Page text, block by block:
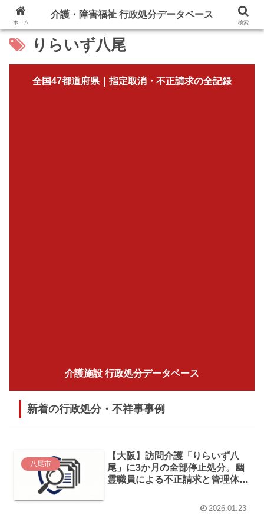
りらいず八尾
全国47都道府県｜指定取消・不正請求の全記録
介護施設 行政処分データベース
新着の行政処分・不祥事事例
八尾市
【大阪】訪問介護「りらいず八
尾」に3か月の全部停止処分。幽
霊職員による不正請求と管理体制
2026.01.23
ホーム
介護・障害福祉 行政処分データベース
検索